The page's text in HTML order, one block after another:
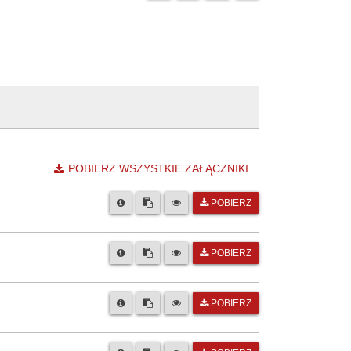
POBIERZ WSZYSTKIE ZAŁĄCZNIKI
POBIERZ
POBIERZ
POBIERZ